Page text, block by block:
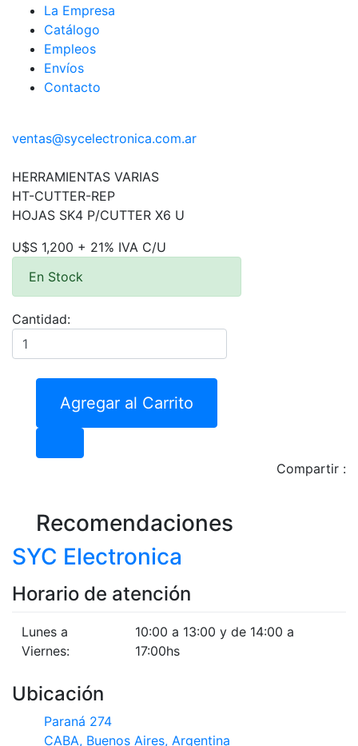
La Empresa
Catálogo
Empleos
Envíos
Contacto
ventas@sycelectronica.com.ar
HERRAMIENTAS VARIAS
HT-CUTTER-REP
HOJAS SK4 P/CUTTER X6 U
U$S 1,200 + 21% IVA C/U
En Stock
Cantidad:
Agregar al Carrito
Compartir :
Recomendaciones
SYC Electronica
Horario de atención
Lunes a
Viernes:
10:00 a 13:00 y de 14:00 a
17:00hs
Ubicación
Paraná 274
CABA, Buenos Aires, Argentina